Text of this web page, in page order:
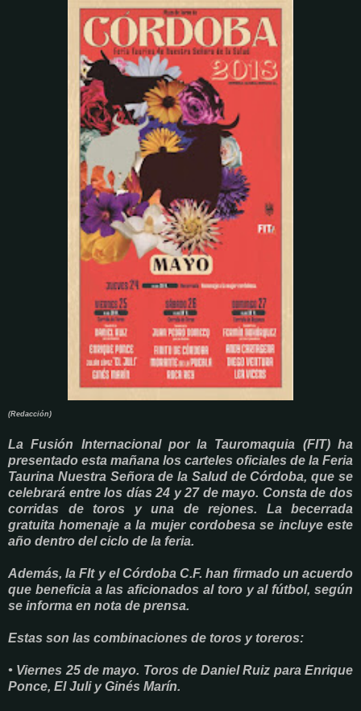
(Redacción)
La Fusión Internacional por la Tauromaquia (FIT) ha
presentado esta mañana los carteles oficiales de la Feria
Taurina Nuestra Señora de la Salud de Córdoba, que se
celebrará entre los días 24 y 27 de mayo. Consta de dos
corridas de toros y una de rejones. La becerrada
gratuita homenaje a la mujer cordobesa se incluye este
año dentro del ciclo de la feria.
Además, la FIt y el Córdoba C.F. han firmado un acuerdo
que beneficia a las aficionados al toro y al fútbol, según
se informa en nota de prensa.
Estas son las combinaciones de toros y toreros:
• Viernes 25 de mayo. Toros de Daniel Ruiz para Enrique
Ponce, El Juli y Ginés Marín.